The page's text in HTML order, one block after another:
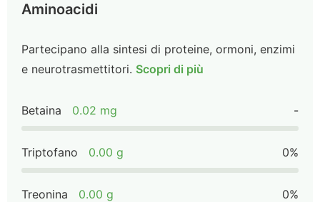
Aminoacidi
Partecipano alla sintesi di proteine, ormoni, enzimi
e neurotrasmettitori. Scopri di più
Betaina 0.02 mg -
Triptofano 0.00 g 0%
Treonina 0.00 g 0%